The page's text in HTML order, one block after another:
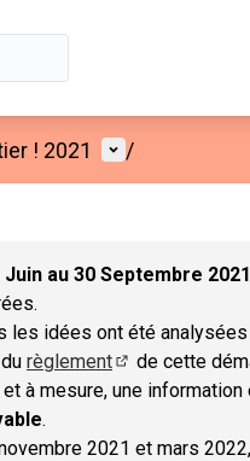
! 2021 Menu utilisateur
/
Juin au 30 Septembre 2021
les idées ont été
règlement
(S'ouvre dans
de cette
et à mesure, une
.
2021 et mars